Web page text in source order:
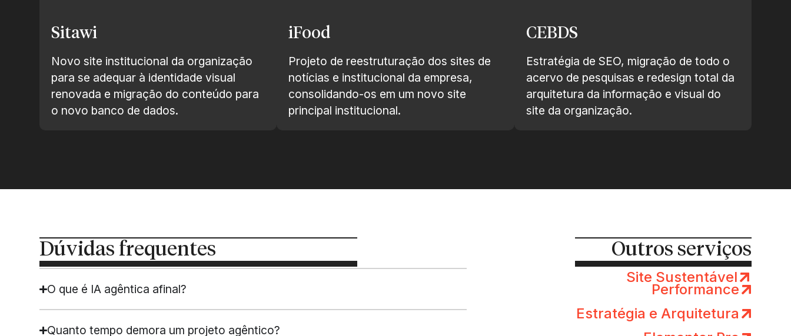
Sitawi
Novo site institucional da organização
para se adequar à identidade visual
renovada e migração do conteúdo para
o novo banco de dados.
iFood
Projeto de reestruturação dos sites de
notícias e institucional da empresa,
consolidando-os em um novo site
principal institucional.
CEBDS
Estratégia de SEO, migração de todo o
acervo de pesquisas e redesign total da
arquitetura da informação e visual do
site da organização.
Dúvidas frequentes
O que é IA agêntica afinal?
Quanto tempo demora um projeto agêntico?
Outros serviços
Site Sustentável
Performance
Estratégia e Arquitetura